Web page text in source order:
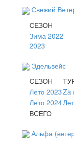
Свежий
СЕЗОН
Зима 2022-
2023
Эдельвейс
СЕЗОН
Лето 2023Za
Лето 2024
ВСЕГО
Альфа